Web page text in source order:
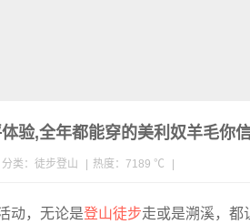
验,全年都能穿的美利奴羊毛你信
分类： 徒步登山 热度：7189 ℃
动，无论是登山徒步走或是溯溪，都